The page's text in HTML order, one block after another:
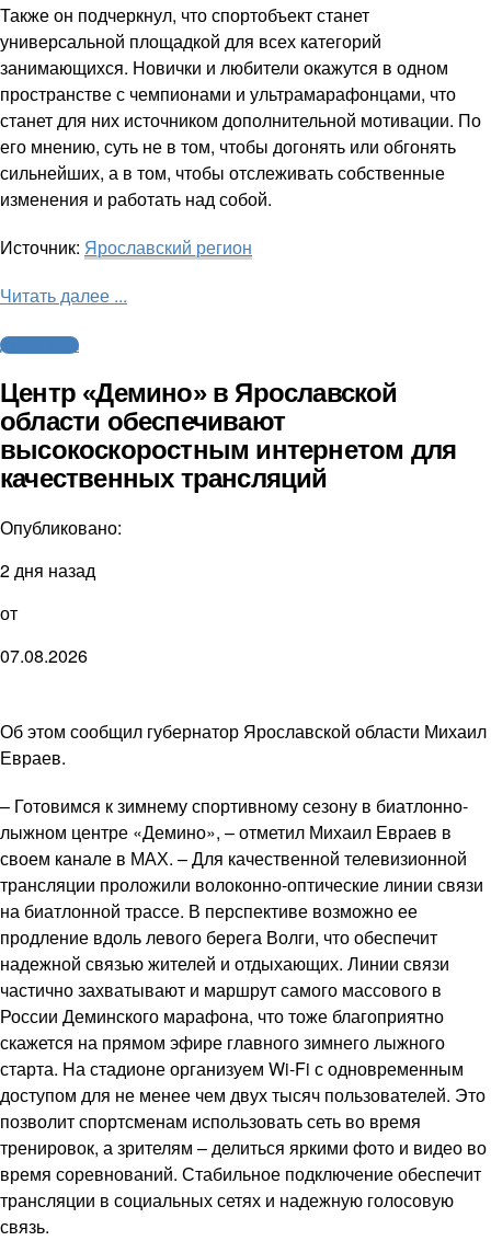
Также он подчеркнул, что спортобъект станет
универсальной площадкой для всех категорий
занимающихся. Новички и любители окажутся в одном
пространстве с чемпионами и ультрамарафонцами, что
станет для них источником дополнительной мотивации. По
его мнению, суть не в том, чтобы догонять или обгонять
сильнейших, а в том, чтобы отслеживать собственные
изменения и работать над собой.
Источник: Ярославский регион
Читать далее ...
Другие виды
Центр «Демино» в Ярославской
области обеспечивают
высокоскоростным интернетом для
качественных трансляций
Опубликовано:
2 дня назад
от
07.08.2026
Об этом сообщил губернатор Ярославской области Михаил
Евраев.
– Готовимся к зимнему спортивному сезону в биатлонно-
лыжном центре «Демино», – отметил Михаил Евраев в
своем канале в МАХ. – Для качественной телевизионной
трансляции проложили волоконно-оптические линии связи
на биатлонной трассе. В перспективе возможно ее
продление вдоль левого берега Волги, что обеспечит
надежной связью жителей и отдыхающих. Линии связи
частично захватывают и маршрут самого массового в
России Деминского марафона, что тоже благоприятно
скажется на прямом эфире главного зимнего лыжного
старта. На стадионе организуем Wi-Fi с одновременным
доступом для не менее чем двух тысяч пользователей. Это
позволит спортсменам использовать сеть во время
тренировок, а зрителям – делиться яркими фото и видео во
время соревнований. Стабильное подключение обеспечит
трансляции в социальных сетях и надежную голосовую
связь.